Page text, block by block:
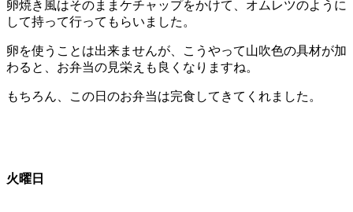
卵焼き風はそのままケチャップをかけて、オムレツのように
して持って行ってもらいました。
卵を使うことは出来ませんが、こうやって山吹色の具材が加
わると、お弁当の見栄えも良くなりますね。
もちろん、この日のお弁当は完食してきてくれました。
火曜日